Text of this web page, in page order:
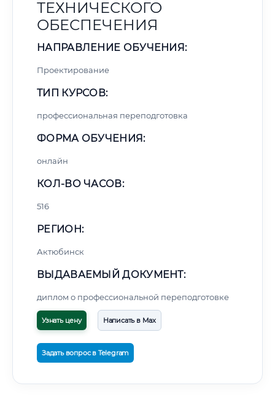
ТЕХНИЧЕСКОГО
ОБЕСПЕЧЕНИЯ
НАПРАВЛЕНИЕ ОБУЧЕНИЯ:
Проектирование
ТИП КУРСОВ:
профессиональная переподготовка
ФОРМА ОБУЧЕНИЯ:
онлайн
КОЛ-ВО ЧАСОВ:
516
РЕГИОН:
Актюбинск
ВЫДАВАЕМЫЙ ДОКУМЕНТ:
диплом о профессиональной переподготовке
Узнать цену Написать в Max
Задать вопрос в Telegram